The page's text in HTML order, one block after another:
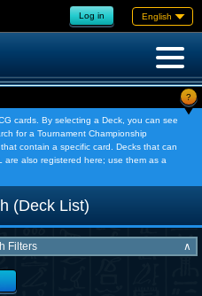
Log in English
?
cards. By selecting a Deck, you can see
for a Tournament Championship
contain a specific card. Decks that can
are also registered here; use them as a
(Deck List)
Filters ∧